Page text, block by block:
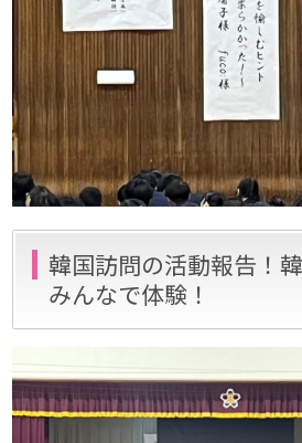
韓国訪問の活動報告！
みんなで体験！